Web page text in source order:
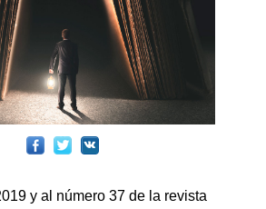
y al número 37 de la revista